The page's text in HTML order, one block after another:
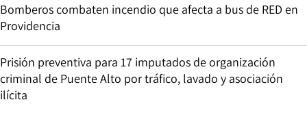
Bomberos combaten incendio que afecta a bus de RED en
Providencia
Prisión preventiva para 17 imputados de organización
criminal de Puente Alto por tráfico, lavado y asociación
ilícita